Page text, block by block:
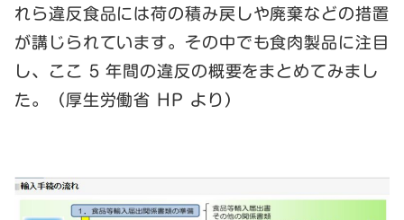
れら違反食品には荷の積み戻しや廃棄などの措置
が講じられています。その中でも食肉製品に注目
し、ここ 5 年間の違反の概要をまとめてみまし
た。（厚生労働省 HP より）